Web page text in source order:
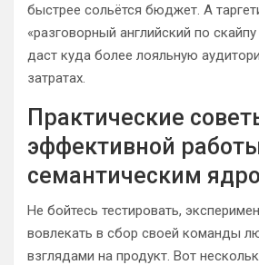
быстрее сольётся бюджет. А
«разговорный английский по
даст куда более лояльную
затратах.
Практические
эффективной
семантическим
Не бойтесь тестировать,
вовлекать в сбор своей команды
взглядами на продукт. Вот